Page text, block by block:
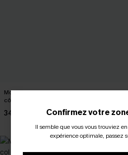
Monokini bordeaux Nouer sur les
côtés
34,00 € Confirmez votre
Il semble que vous vous trouviez en
expérience optimale, passez